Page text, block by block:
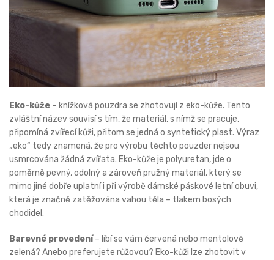
Eko-kůže – knížková pouzdra se zhotovují z eko-kůže. Tento
zvláštní název souvisí s tím, že materiál, s nímž se pracuje,
připomíná zvířecí kůži, přitom se jedná o syntetický plast. Výraz
„eko“ tedy znamená, že pro výrobu těchto pouzder nejsou
usmrcována žádná zvířata. Eko-kůže je polyuretan, jde o
poměrně pevný, odolný a zároveň pružný materiál, který se
mimo jiné dobře uplatní i při výrobě dámské páskové letní obuvi,
která je značně zatěžována vahou těla – tlakem bosých
chodidel.
Barevné provedení– líbí se vám červená nebo mentolově
zelená? Anebo preferujete růžovou? Eko-kůži lze zhotovit v